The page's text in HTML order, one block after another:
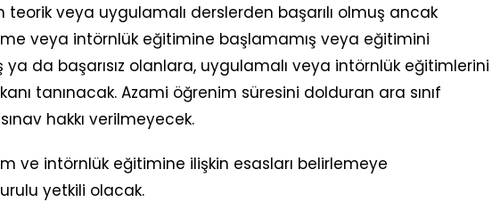
teorik veya uygulamalı derslerden başarılı olmuş ancak
veya intörnlük eğitimine başlamamış veya eğitimini
da başarısız olanlara, uygulamalı veya intörnlük eğitimlerini
tanınacak. Azami öğrenim süresini dolduran ara sınıf
hakkı verilmeyecek.
ve intörnlük eğitimine ilişkin esasları belirlemeye
yetkili olacak.